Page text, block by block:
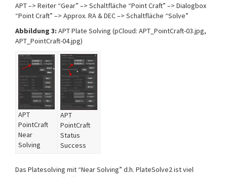
APT –> Reiter “Gear” –> Schaltfläche “Point Craft” –> Dialogbox
“Point Craft” –> Approx. RA & DEC –> Schaltfläche “Solve”
Abbildung 3: APT Plate Solving (pCloud: APT_PointCraft-03.jpg,
APT_PointCraft-04.jpg)
APT
PointCraft
Near
Solving
APT
PointCraft
Status
Success
Das Platesolving mit “Near Solving” d.h. PlateSolve2 ist viel